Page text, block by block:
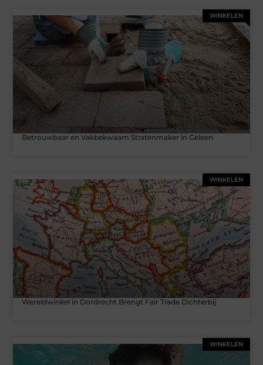
WINKELEN
Betrouwbaar en Vakbekwaam Stratenmaker in Geleen
WINKELEN
Wereldwinkel in Dordrecht Brengt Fair Trade Dichterbij
WINKELEN